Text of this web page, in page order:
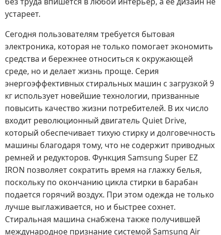
устареет.
Сегодня пользователям требуется бытовая
электроника, которая не только помогает экономить
средства и бережнее относиться к окружающей
среде, но и делает жизнь проще. Серия
энергоэффективных стиральных машин с загрузкой 9
кг использует новейшие технологии, призванные
повысить качество жизни потребителей. В их число
входит революционный двигатель Quiet Drive,
который обеспечивает тихую стирку и долговечность
машины благодаря тому, что не содержит приводных
ремней и редукторов. Функция Samsung Super EZ
IRON позволяет сократить время на глажку белья,
поскольку по окончанию цикла стирки в барабан
подается горячий воздух. При этом одежда не только
лучше выглаживается, но и быстрее сохнет.
Стиральная машина снабжена также получившей
международное признание системой Samsung Air